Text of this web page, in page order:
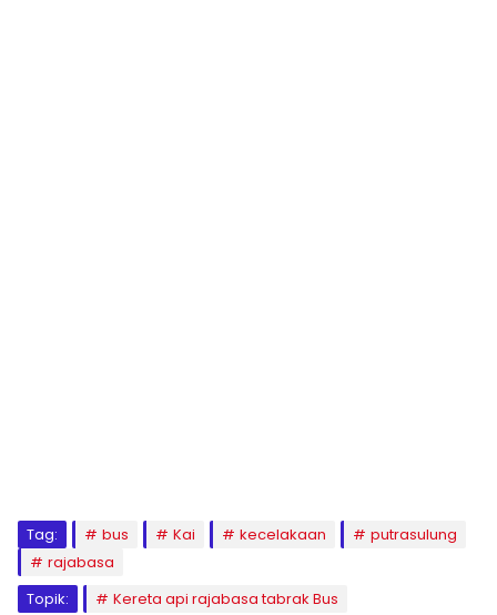
Tag: bus Kai kecelakaan
putrasulung
rajabasa
Topik:
Kereta api rajabasa tabrak Bus